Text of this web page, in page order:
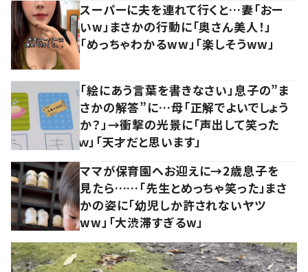
スーパーに夫を連れて行くと…妻「おー
いw」まさかの行動に「奥さん美人！」
「めっちゃわかるww」「楽しそうww」
「絵にあう言葉を書きなさい」息子の”ま
さかの解答”に…母「正解でよいでしょう
か？」→衝撃の光景に「声出して笑った
ｗ」「天才だと思います」
ママが保育園へお迎えに→2歳息子を
見たら……「先生とめっちゃ笑った」まさ
かの姿に「幼児しか許されないヤツ
ww」「大渋滞すぎるw」